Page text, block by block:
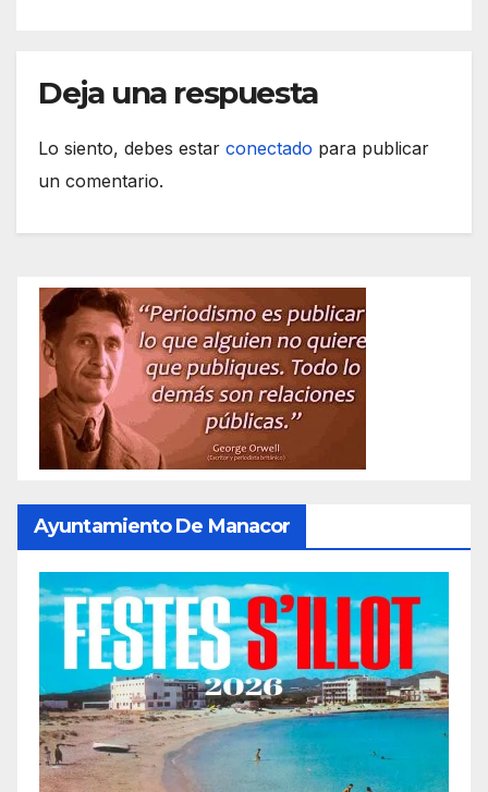
Deja una respuesta
Lo siento, debes estar conectado para publicar
un comentario.
Ayuntamiento De Manacor